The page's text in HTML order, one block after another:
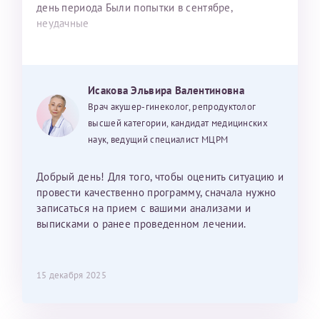
день периода Были попытки в сентябре,
неудачные
Исакова Эльвира Валентиновна
Врач акушер-гинеколог, репродуктолог
высшей категории, кандидат медицинских
наук, ведущий специалист МЦРМ
Добрый день! Для того, чтобы оценить ситуацию и
провести качественно программу, сначала нужно
записаться на прием с вашими анализами и
выписками о ранее проведенном лечении.
15 декабря 2025